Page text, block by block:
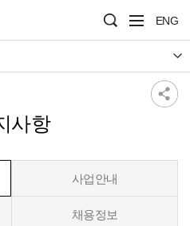
ENG
사항
사업안내
채용정보